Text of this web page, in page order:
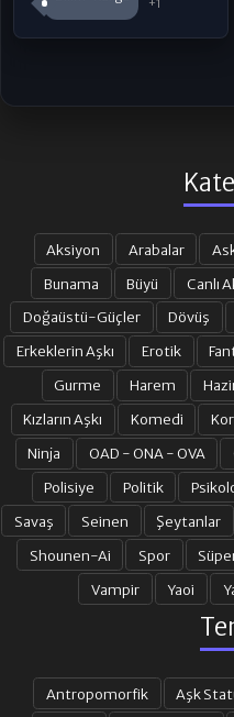
+1
Aksiyon Arabalar
Bunama
Büyü Canlı
Doğaüstü-Güçler
Dövüş
Erkeklerin Aşkı
Erotik
Gurme
Harem
Kızların Aşkı
Komedi
Ninja
OAD - ONA - OVA
Polisiye
Politik
Savaş
Seinen Şeytanlar
Shounen-Ai
Spor
Vampir
Yaoi
Antropomorfik Aşk